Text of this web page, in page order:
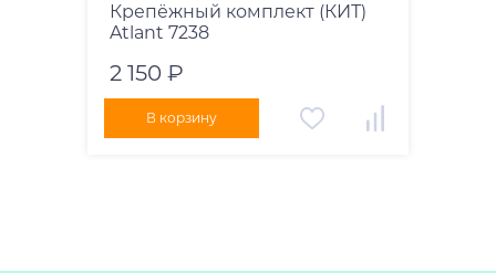
Крепёжный комплект (КИТ)
Atlant 7238
2 150 ₽
В корзину